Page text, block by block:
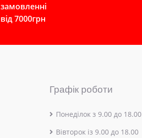
замовленні
від 7000грн
Графік роботи
Понеділок з 9.00 до 18.00
Вівторок із 9.00 до 18.00